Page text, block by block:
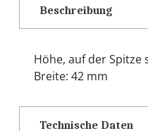
Beschreibung
Höhe, auf der Spitze
Breite: 42 mm
Technische Daten